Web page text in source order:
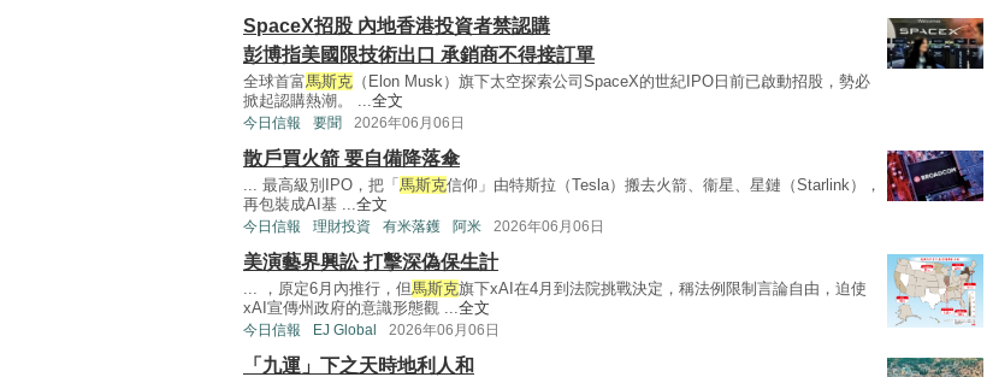
SpaceX招股 內地香港投資者禁認購
彭博指美國限技術出口 承銷商不得接訂單
全球首富馬斯克 （Elon Musk）旗下太空探索公司SpaceX的世紀IPO日前已啟動招股，勢必
掀起認購熱潮。 ...全文
今日信報 要聞 2026年06月06日
散戶買火箭 要自備降落傘
... 最高級別IPO，把「 馬斯克信仰」由特斯拉（Tesla）搬去火箭、衞星、星鏈（Starlink），
再包裝成AI基 ...全文
今日信報 理財投資 有米落鑊 阿米 2026年06月06日
美演藝界興訟 打擊深偽保生計
... ，原定6月內推行，但馬斯克旗下xAI在4月到法院挑戰決定，稱法例限制言論自由，迫使
xAI宣傳州政府的意識形態觀 ...全文
今日信報 EJ Global 2026年06月06日
「九運」下之天時地利人和